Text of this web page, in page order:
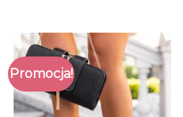
Promocja!